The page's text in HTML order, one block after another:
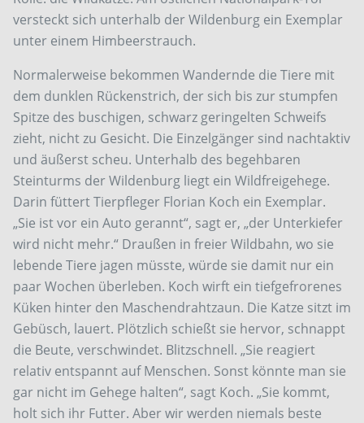
versteckt sich unterhalb der Wildenburg ein Exemplar
unter einem Himbeerstrauch.
Normalerweise bekommen Wandernde die Tiere mit
dem dunklen Rückenstrich, der sich bis zur stumpfen
Spitze des buschigen, schwarz geringelten Schweifs
zieht, nicht zu Gesicht. Die Einzelgänger sind nachtaktiv
und äußerst scheu. Unterhalb des begehbaren
Steinturms der Wildenburg liegt ein Wildfreigehege.
Darin füttert Tierpfleger Florian Koch ein Exemplar.
„Sie ist vor ein Auto gerannt“, sagt er, „der Unterkiefer
wird nicht mehr.“ Draußen in freier Wildbahn, wo sie
lebende Tiere jagen müsste, würde sie damit nur ein
paar Wochen überleben. Koch wirft ein tiefgefrorenes
Küken hinter den Maschendrahtzaun. Die Katze sitzt im
Gebüsch, lauert. Plötzlich schießt sie hervor, schnappt
die Beute, verschwindet. Blitzschnell. „Sie reagiert
relativ entspannt auf Menschen. Sonst könnte man sie
gar nicht im Gehege halten“, sagt Koch. „Sie kommt,
holt sich ihr Futter. Aber wir werden niemals beste